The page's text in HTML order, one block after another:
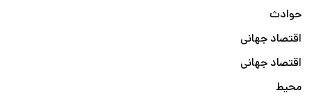
حوادث
اقتصاد جهانی
اقتصاد جهانی
محیط